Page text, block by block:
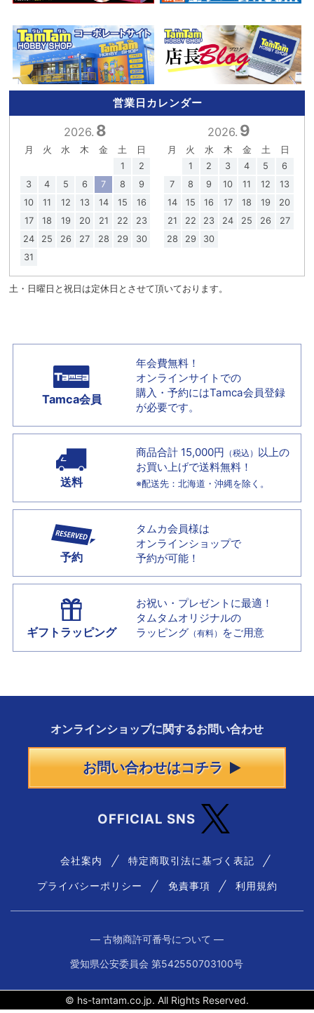
営業日カレンダー
2026. 8
月 火 水 木 金 土
日
1
2
3
4 5 6 7 8
9
10
11 12 13 14 15
16
17
18 19 20 21 22
23
24
25 26 27 28 29
30
31
2026. 9
月 火 水 木 金 土
日
1
2 3 4 5
6
7
8 9 10 11 12
13
14
15 16 17 18 19
20
21
22 23 24 25 26
27
28
29 30
土・日曜日と祝日は定休日とさせて頂いております。
Tamca会員
年会費無料！
オンラインサイトでの
購入・予約にはTamca会員登録
が必要です。
送料
商品合計 15,000円 （税込） 以上の
お買い上げで送料無料！
※配送先：北海道・沖縄を除く。
予約
タムカ会員様は
オンラインショップで
予約が可能！
ギフトラッピング
お祝い・プレゼントに最適！
タムタムオリジナルの
ラッピング （有料） をご用意
オンラインショップに関するお問い合わせ
お問い合わせはコチラ
OFFICIAL SNS
会社案内 特定商取引法に基づく表記
プライバシーポリシー 免責事項 利用規約
― 古物商許可番号について ―
愛知県公安委員会 第542550703100号
© hs-tamtam.co.jp. All Rights Reserved.